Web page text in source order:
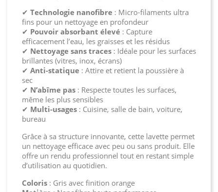
✔ Technologie nanofibre : Micro-filaments ultra
fins pour un nettoyage en profondeur
✔ Pouvoir absorbant élevé : Capture
efficacement l’eau, les graisses et les résidus
✔ Nettoyage sans traces : Idéale pour les surfaces
brillantes (vitres, inox, écrans)
✔ Anti-statique : Attire et retient la poussière à
sec
✔ N’abîme pas : Respecte toutes les surfaces,
même les plus sensibles
✔ Multi-usages : Cuisine, salle de bain, voiture,
bureau
Grâce à sa structure innovante, cette lavette permet
un nettoyage efficace avec peu ou sans produit. Elle
offre un rendu professionnel tout en restant simple
d’utilisation au quotidien.
Coloris : Gris avec finition orange